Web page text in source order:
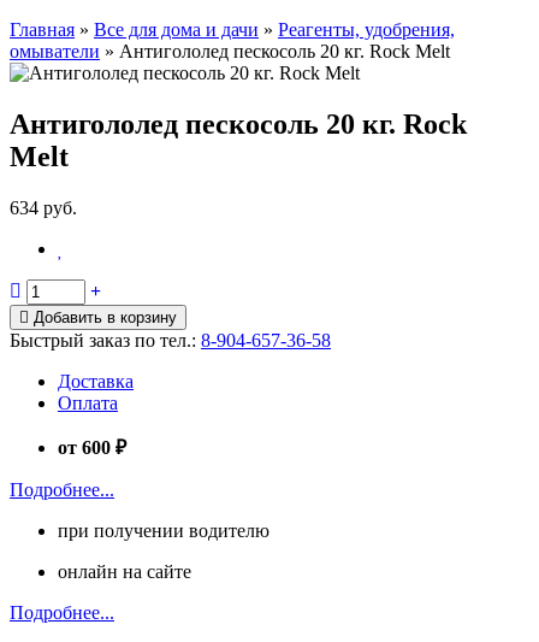
Главная » Все для дома и дачи » Реагенты, удобрения,
омыватели » Антигололед пескосоль 20 кг. Rock Melt
Антигололед пескосоль 20 кг. Rock
Melt
634 руб.
Добавить в корзину
Быстрый заказ по тел.: 8-904-657-36-58
Доставка
Оплата
от 600 ₽
Подробнее...
при получении водителю
онлайн на сайте
Подробнее...